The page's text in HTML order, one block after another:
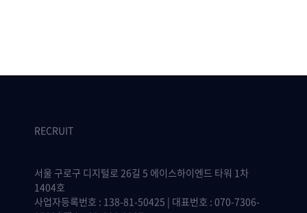
RECRUIT
서울 구로구 디지털로 26길 5 에이스하이엔드 타워 1차
1404호
사업자등록번호 : 138-81-50425 | 대표번호 : 070-7306-